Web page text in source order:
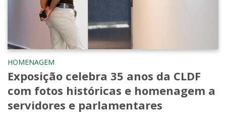
HOMENAGEM
Exposição celebra 35 anos da CLDF
com fotos históricas e homenagem a
servidores e parlamentares